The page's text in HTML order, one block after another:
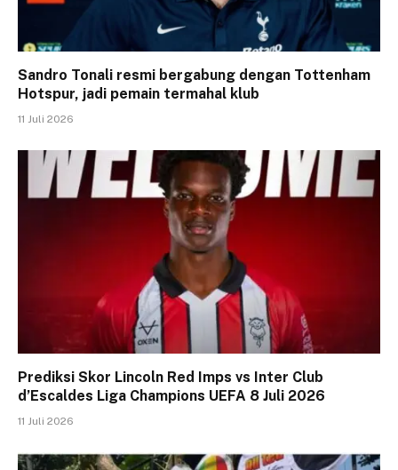
Sandro Tonali resmi bergabung dengan Tottenham
Hotspur, jadi pemain termahal klub
11 Juli 2026
Prediksi Skor Lincoln Red Imps vs Inter Club
d’Escaldes Liga Champions UEFA 8 Juli 2026
11 Juli 2026